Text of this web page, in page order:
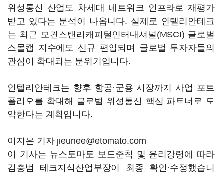
위성통신 산업도 차세대 네트워크 인프라로 재평가
받고 있다는 분석이 나옵니다. 실제로 인텔리안테크
는 최근 모건스탠리캐피털인터내셔널(MSCI) 글로벌
스몰캡 지수에도 신규 편입되며 글로벌 투자자들의
관심이 확대되는 분위기입니다.
인텔리안테크는 향후 항공·군용 시장까지 사업 포트
폴리오를 확대해 글로벌 위성통신 핵심 파트너로 도
약한다는 계획입니다.
이지은 기자 jieunee@etomato.com
이 기사는 뉴스토마토 보도준칙 및 윤리강령에 따라
김충범 테크지식산업부장이 최종 확인·수정했습니